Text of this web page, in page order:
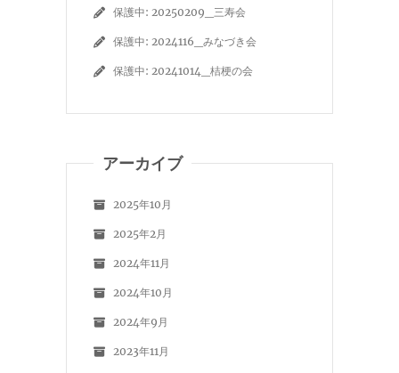
保護中: 20250209_三寿会
保護中: 2024116_みなづき会
保護中: 20241014_桔梗の会
アーカイブ
2025年10月
2025年2月
2024年11月
2024年10月
2024年9月
2023年11月